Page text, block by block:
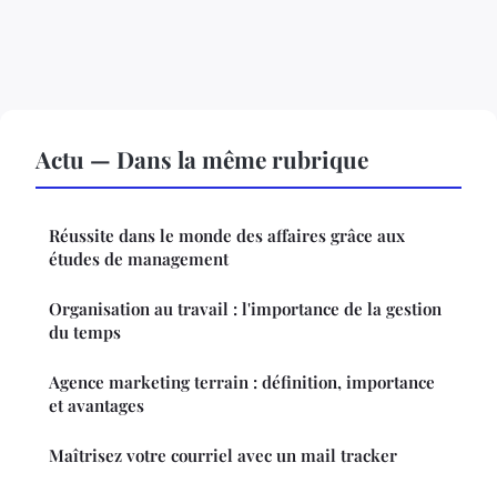
Actu — Dans la même rubrique
Réussite dans le monde des affaires grâce aux
études de management
Organisation au travail : l'importance de la gestion
du temps
Agence marketing terrain : définition, importance
et avantages
Maîtrisez votre courriel avec un mail tracker